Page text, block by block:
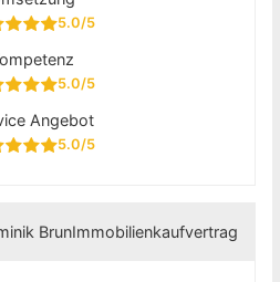
5.0/5
5.0/5
Angebot
5.0/5
BrunImmobilienkaufvertrag